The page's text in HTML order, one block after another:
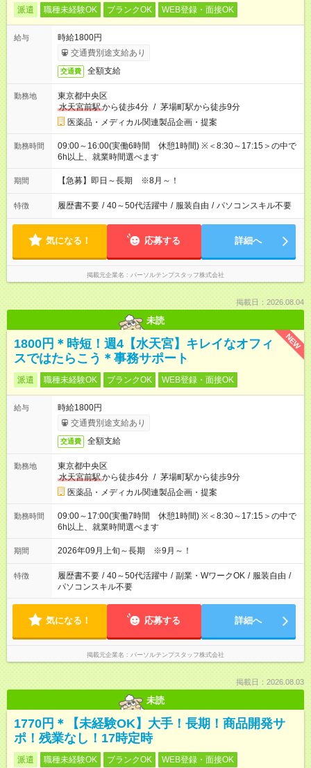
派遣 職種未経験OK ブランクOK WEB登録・面接OK
給与
時給1800円
交通費別途支給あり
交通費 全額支給
勤務地
東京都中央区
水天宮前駅から徒歩4分 / 茅場町駅から徒歩9分
医薬品・メディカル関連製品企画・提案
勤務時間
09:00～16:00(実働6時間 休憩1時間) ※＜8:30～17:15＞の中で
6h以上、就業時間選べます
期間 【急募】即日～長期 ※8月～！
特徴 履歴書不要 / 40～50代活躍中 / 服装自由 / パソコンスキル不要
気になる！ 応募する 詳細へ
掲載元企業名 パーソルテンプスタッフ株式会社
掲載日：2026.08.04
未読
NEW
1800円＊時短！週4【水天宮】キレイなオフィ
スではたらこう＊事務サポート
派遣 職種未経験OK ブランクOK WEB登録・面接OK
給与
時給1800円
交通費別途支給あり
交通費 全額支給
勤務地
東京都中央区
水天宮前駅から徒歩4分 / 茅場町駅から徒歩9分
医薬品・メディカル関連製品企画・提案
勤務時間
09:00～17:00(実働7時間 休憩1時間) ※＜8:30～17:15＞の中で
6h以上、就業時間選べます
期間 2026年09月上旬～長期 ※9月～！
特徴 履歴書不要 / 40～50代活躍中 / 副業・WワークOK / 服装自由 /
パソコンスキル不要
気になる！ 応募する 詳細へ
掲載元企業名 パーソルテンプスタッフ株式会社
掲載日：2026.08.03
未読
1770円＊【未経験OK】大手！長期！商品開発サ
ポ！残業なし！17時定時
派遣 職種未経験OK ブランクOK WEB登録・面接OK